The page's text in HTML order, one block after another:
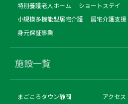
特別養護老人ホーム ショートステイ
小規模多機能型居宅介護
居宅介護支援
身元保証事業
施設一覧
まごころタウン静岡
アクセス